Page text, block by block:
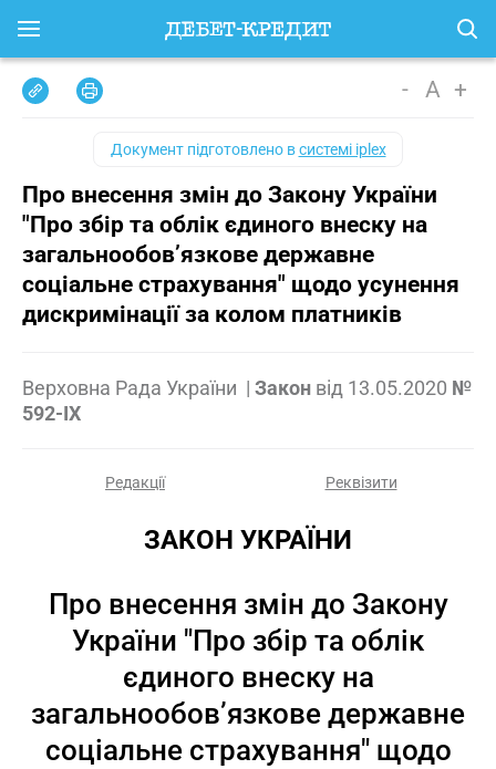
- A +
Документ підготовлено всистемі iplex
Про внесення змін до Закону України
"Про збір та облік єдиного внеску на
загальнообов’язкове державне
соціальне страхування" щодо усунення
дискримінації за колом платників
Верховна Рада України | Закон від 13.05.2020 №
592-IX
Редакції Реквізити
ЗАКОН УКРАЇНИ
Про внесення змін до Закону
України "Про збір та облік
єдиного внеску на
загальнообов’язкове державне
соціальне страхування" щодо